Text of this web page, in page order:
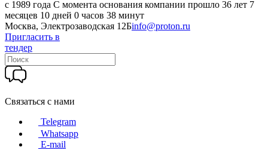
c 1989 года С момента основания компании прошло 36 лет 7
месяцев 10 дней 0 часов 38 минут
Москва, Электрозаводская 12Бinfo@proton.ru
Пригласить в
тендер
Связаться с нами
Telegram
Whatsapp
E-mail